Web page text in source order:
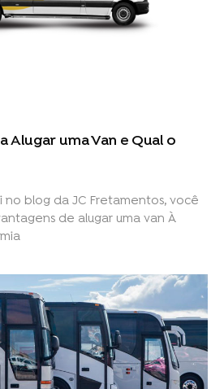
Alugar uma Van e Qual o
no blog da JC Fretamentos, você
de alugar uma van À